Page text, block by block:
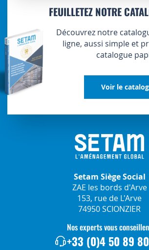
FEUILLETEZ NOTRE
Découvrez notre
ligne, aussi simple et
catalogue
Voir le
Setam Siège Social
ZAE les bords d'Arve
153, rue de L'Arve
74950 SCIONZIER
Nos experts vous
+33 (0)4 50 89